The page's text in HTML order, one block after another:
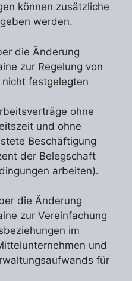
können zusätzliche
werden.
die Änderung
zur Regelung von
festgelegten
ohne
und ohne
Beschäftigung
der Belegschaft
arbeiten).
die Änderung
zur Vereinfachung
im
und
für